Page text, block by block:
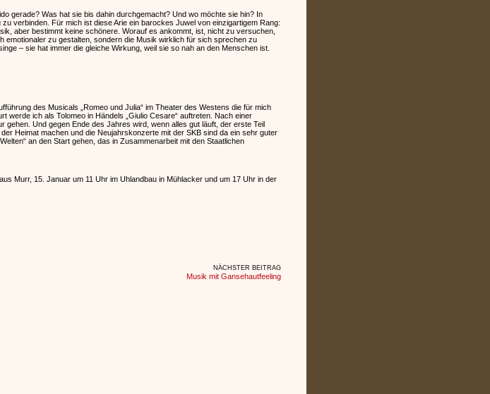
gerade? Was hat sie bis dahin durchgemacht? Und wo möchte sie hin? In
verbinden. Für mich ist diese Arie ein barockes Juwel von einzigartigem Rang:
aber bestimmt keine schönere. Worauf es ankommt, ist, nicht zu versuchen,
emotionaler zu gestalten, son­dern die Musik wirklich für sich sprechen zu
– sie hat immer die gleiche Wirkung, weil sie so nah an den Menschen ist.
des Musicals „Romeo und Julia“ im Theater des Westens die für mich
ich als Tolomeo in Händels „Giulio Cesare“ auftreten. Nach einer
Und gegen Ende des Jahres wird, wenn alles gut läuft, der erste Teil
Heimat machen und die Neujahrskonzerte mit der SKB sind da ein sehr guter
an den Start gehen, das in Zusammenarbeit mit den Staatlichen
Murr, 15. Januar um 11 Uhr im Uhlandbau in Mühlacker und um 17 Uhr in der
NÄCHSTER BEITRAG
Musik mit Gansehautfeeling